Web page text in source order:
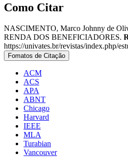
Como Citar
NASCIMENTO, Marco Johnny de
RENDA DOS BENEFICIADORES.
https://univates.br/revistas/index.php/
Fomatos de Citação
ACM
ACS
APA
ABNT
Chicago
Harvard
IEEE
MLA
Turabian
Vancouver